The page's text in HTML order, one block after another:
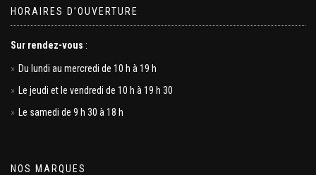
HORAIRES D’OUVERTURE
Sur rendez-vous :
Du lundi au mercredi de 10 h à 19 h
Le jeudi et le vendredi de 10 h à 19 h 30
Le samedi de 9 h 30 à 18 h
NOS MARQUES